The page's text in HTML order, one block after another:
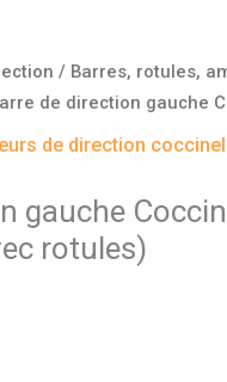
/ Barres, rotules,
de direction gauche
de direction
gauche
rotules)